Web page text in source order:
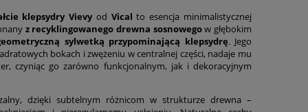
klepsydry Vievyod Vical to esencja minimalistycznej
z recyklingowanego drewna sosnowegow głębokim
sylwetką przypominającą klepsydrę. Jego
bokach i zwężeniu w centralnej części, nadaje mu
czyniąc go zarówno funkcjonalnym, jak i dekoracyjnym
dzięki subtelnym różnicom w strukturze drewna –